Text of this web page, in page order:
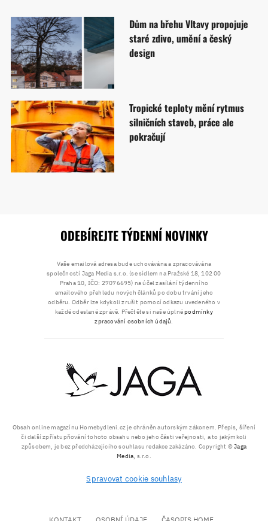
Dům na břehu Vltavy propojuje
staré zdivo, umění a český
design
Tropické teploty mění rytmus
silničních staveb, práce ale
pokračují
Obsah online magazínu Homebydleni.cz je chráněn autorským zákonem. Přepis, šíření
či další zpřístupňování tohoto obsahu nebo jeho části veřejnosti, a to jakýmkoli
způsobem, je bez předcházejícího souhlasu redakce zakázáno. Copyright ©Jaga
Media, s.r.o.
Spravovat cookie souhlasy
ODEBÍREJTE TÝDENNÍ NOVINKY
Vaše emailová adresa bude uchovávána a zpracovávána
společností Jaga Media s.r.o. (se sídlem na Pražské 18, 102 00
Praha 10, IČO: 27076695) na účel zasílání týdenního
emailového přehledu nových článků po dobu trvání jeho
odběru. Odběr lze kdykoli zrušit pomocí odkazu uvedeného v
každé odeslané zprávě. Přečtěte si naše úplnépodmínky
zpracování osobních údajů.